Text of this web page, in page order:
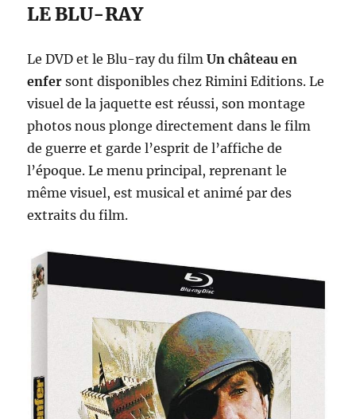
LE BLU-RAY
Le DVD et le Blu-ray du filmUn château en
enfer sont disponibles chez Rimini Editions. Le
visuel de la jaquette est réussi, son montage
photos nous plonge directement dans le film
de guerre et garde l’esprit de l’affiche de
l’époque. Le menu principal, reprenant le
même visuel, est musical et animé par des
extraits du film.